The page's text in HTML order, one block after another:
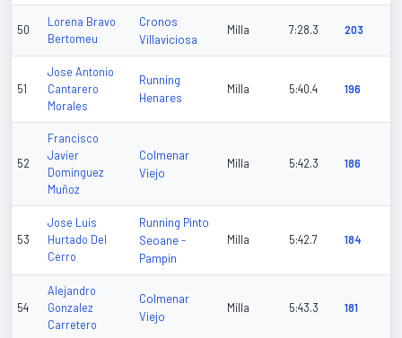
50
Lorena Bravo
Bertomeu
Cronos
Villaviciosa
Milla 7:28.3 203
51
Jose Antonio
Cantarero
Morales
Running
Henares
Milla 5:40.4 196
52
Francisco
Javier
Dominguez
Muñoz
Colmenar
Viejo
Milla 5:42.3 186
53
Jose Luis
Hurtado Del
Cerro
Running Pinto
Seoane -
Pampin
Milla 5:42.7 184
54
Alejandro
Gonzalez
Carretero
Colmenar
Viejo
Milla 5:43.3 181